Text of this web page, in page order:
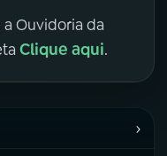
Ouvidoria da
Clique aqui.
›